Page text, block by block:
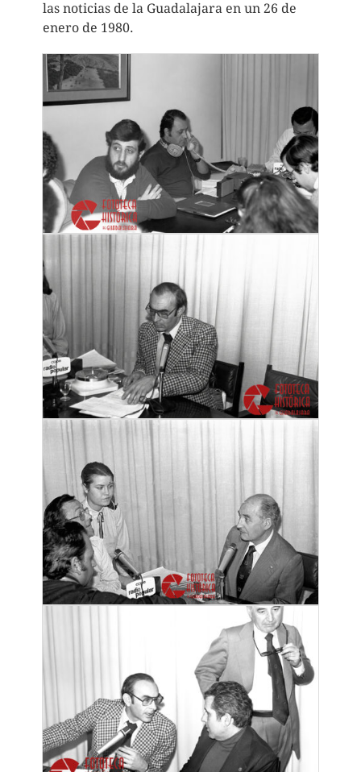
las noticias de la Guadalajara en un 26 de
enero de 1980.